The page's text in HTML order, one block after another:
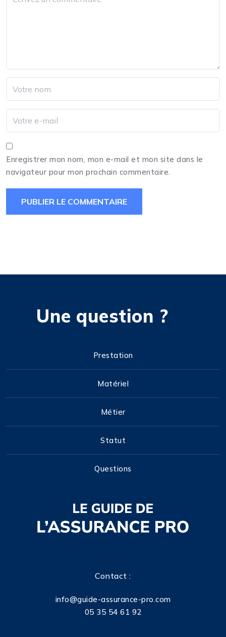
Enregistrer mon nom, mon e-mail et mon site dans le
navigateur pour mon prochain commentaire.
Une question ?
Prestation
Matériel
Métier
Statut
Questions
Contact :
info@guide-assurance-pro.com
05 35 54 61 92